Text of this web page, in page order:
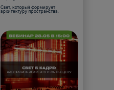
Свет, который формирует
архитектуру пространства.